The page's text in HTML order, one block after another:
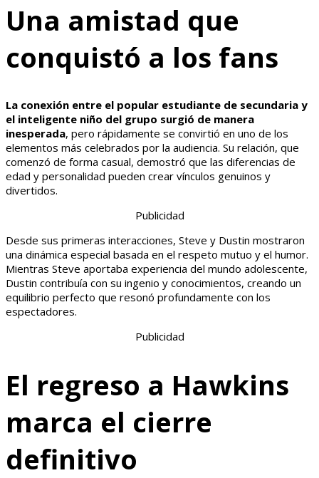
Una amistad que
conquistó a los fans
La conexión entre el popular estudiante de secundaria y
el inteligente niño del grupo surgió de manera
inesperada, pero rápidamente se convirtió en uno de los
elementos más celebrados por la audiencia. Su relación, que
comenzó de forma casual, demostró que las diferencias de
edad y personalidad pueden crear vínculos genuinos y
divertidos.
Publicidad
Desde sus primeras interacciones, Steve y Dustin mostraron
una dinámica especial basada en el respeto mutuo y el humor.
Mientras Steve aportaba experiencia del mundo adolescente,
Dustin contribuía con su ingenio y conocimientos, creando un
equilibrio perfecto que resonó profundamente con los
espectadores.
Publicidad
El regreso a Hawkins
marca el cierre
definitivo